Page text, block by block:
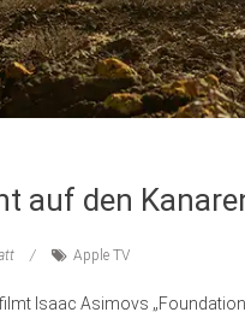
auf den
Apple TV
Isaac Asimovs